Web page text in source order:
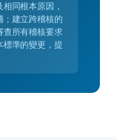
同根本原因，
；建立跨稽核的
查所有稽核要求
標準的變更，提